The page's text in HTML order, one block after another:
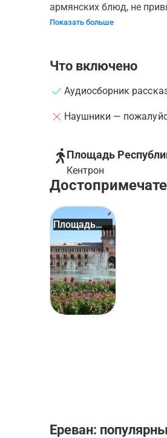
армянских блюд, не
Показать больше
Что включено
Аудиосборник
Наушники —
Площадь
Кентрон
Площадь
Республики
Ереван: